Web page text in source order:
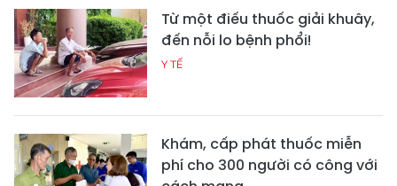
Từ một điếu thuốc giải khuây,
đến nỗi lo bệnh phổi!
Y TẾ
Khám, cấp phát thuốc miễn
phí cho 300 người có công với